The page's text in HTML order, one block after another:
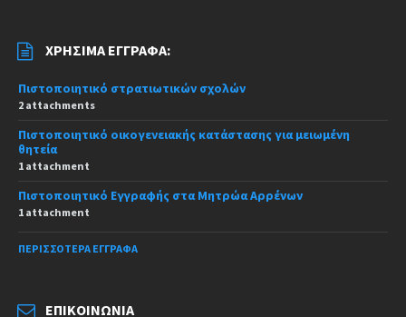
ΧΡΉΣΙΜΑ ΈΓΓΡΑΦΑ:
Πιστοποιητικό στρατιωτικών σχολών
2 attachments
Πιστοποιητικό οικογενειακής κατάστασης για μειωμένη
θητεία
1 attachment
Πιστοποιητικό Εγγραφής στα Μητρώα Αρρένων
1 attachment
ΠΕΡΙΣΣΌΤΕΡΑ ΈΓΓΡΑΦΑ
ΕΠΙΚΟΙΝΩΝΊΑ